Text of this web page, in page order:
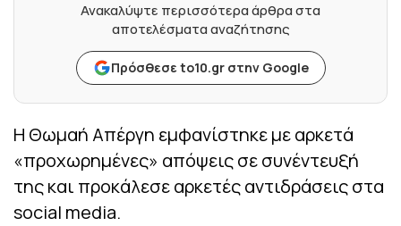
Ανακαλύψτε περισσότερα άρθρα στα
αποτελέσματα αναζήτησης
Πρόσθεσε to10.gr στην Google
Η Θωμαή Απέργη εμφανίστηκε με αρκετά
«προχωρημένες» απόψεις σε συνέντευξή
της και προκάλεσε αρκετές αντιδράσεις στα
social media.